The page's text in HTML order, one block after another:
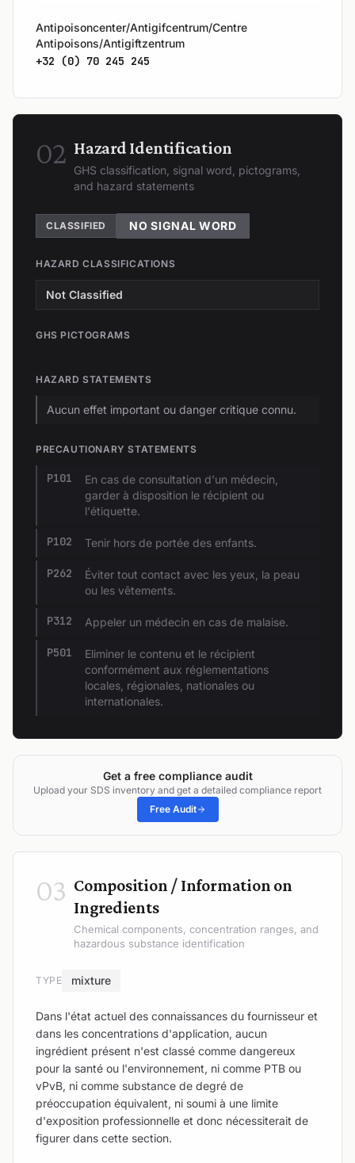
Antipoisoncenter/Antigifcentrum/Centre
Antipoisons/Antigiftzentrum
+32 (0) 70 245 245
02 Hazard Identification
GHS classification, signal word, pictograms,
and hazard statements
CLASSIFIED NO SIGNAL WORD
HAZARD CLASSIFICATIONS
Not Classified
GHS PICTOGRAMS
HAZARD STATEMENTS
Aucun effet important ou danger critique connu.
PRECAUTIONARY STATEMENTS
P101
En cas de consultation d'un médecin,
garder à disposition le récipient ou
l'étiquette.
P102 Tenir hors de portée des enfants.
P262
Éviter tout contact avec les yeux, la peau
ou les vêtements.
P312 Appeler un médecin en cas de malaise.
P501
Eliminer le contenu et le récipient
conformément aux réglementations
locales, régionales, nationales ou
internationales.
Get a free compliance audit
Upload your SDS inventory and get a detailed compliance report
Free Audit
03 Composition / Information on
Ingredients
Chemical components, concentration ranges, and
hazardous substance identification
TYPE mixture
Dans l'état actuel des connaissances du fournisseur et
dans les concentrations d'application, aucun
ingrédient présent n'est classé comme dangereux
pour la santé ou l'environnement, ni comme PTB ou
vPvB, ni comme substance de degré de
préoccupation équivalent, ni soumi à une limite
d'exposition professionnelle et donc nécessiterait de
figurer dans cette section.